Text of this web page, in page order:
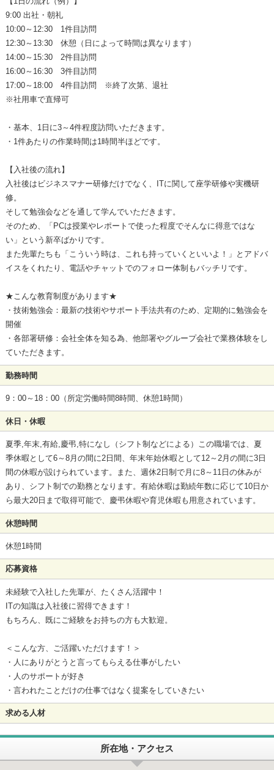
9:00 出社・朝礼
10:00～12:30 1件目訪問
12:30～13:30 休憩（日によって時間は異なります）
14:00～15:30 2件目訪問
16:00～16:30 3件目訪問
17:00～18:00 4件目訪問 ※終了次第、退社
※社用車で直帰可
・基本、1日に3～4件程度訪問いただきます。
・1件あたりの作業時間は1時間半ほどです。
【入社後の流れ】
入社後はビジネスマナー研修だけでなく、ITに関して座学研修や実機研
修。
そして勉強会などを通して学んでいただきます。
そのため、「PCは授業やレポートで使った程度でそんなに得意ではな
い」という新卒ばかりです。
また先輩たちも「こういう時は、これも持っていくといいよ！」とアドバ
イスをくれたり、電話やチャットでのフォロー体制もバッチリです。
★こんな教育制度があります★
・技術勉強会：最新の技術やサポート手法共有のため、定期的に勉強会を
開催
・各部署研修：会社全体を知る為、他部署やグループ会社で業務体験をし
ていただきます。
勤務時間
9：00～18：00（所定労働時間8時間、休憩1時間）
休日・休暇
夏季,年末,有給,慶弔,特になし（シフト制などによる）この職場では、夏
季休暇として6～8月の間に2日間、年末年始休暇として12～2月の間に3日
間の休暇が設けられています。また、週休2日制で月に8～11日の休みが
あり、シフト制での勤務となります。有給休暇は勤続年数に応じて10日か
ら最大20日まで取得可能で、慶弔休暇や育児休暇も用意されています。
休憩時間
休憩1時間
応募資格
未経験で入社した先輩が、たくさん活躍中！
ITの知識は入社後に習得できます！
もちろん、既にご経験をお持ちの方も大歓迎。
＜こんな方、ご活躍いただけます！＞
・人にありがとうと言ってもらえる仕事がしたい
・人のサポートが好き
・言われたことだけの仕事ではなく提案をしていきたい
求める人材
所在地・アクセス